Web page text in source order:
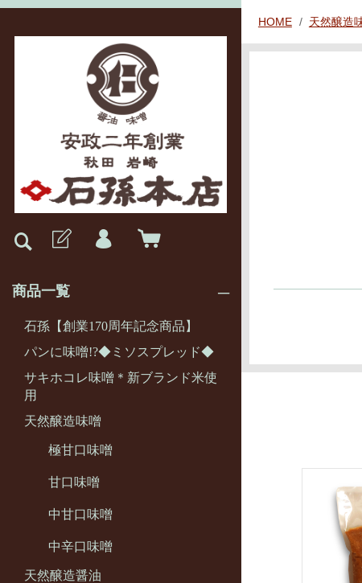
商品一覧
石孫【創業170周年記念商品】
パンに味噌!?◆ミソスプレッド◆
サキホコレ味噌＊新ブランド米使
用
天然醸造味噌
極甘口味噌
甘口味噌
中甘口味噌
中辛口味噌
天然醸造醤油
HOME 天然醸造